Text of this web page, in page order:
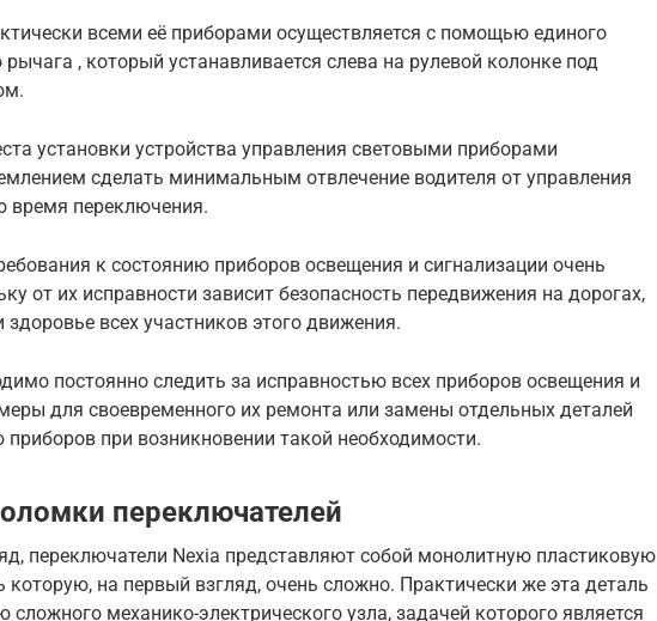
всеми её приборами осуществляется с помощью единого
рычага , который устанавливается слева на рулевой колонке под
установки устройства управления световыми приборами
сделать минимальным отвлечение водителя от управления
время переключения.
к состоянию приборов освещения и сигнализации очень
от их исправности зависит безопасность передвижения на дорогах,
всех участников этого движения.
постоянно следить за исправностью всех приборов освещения и
для своевременного их ремонта или замены отдельных деталей
при возникновении такой необходимости.
переключателей
переключатели Nexia представляют собой монолитную пластиковую
которую, на первый взгляд, очень сложно. Практически же эта деталь
сложного механико-электрического узла, задачей которого является